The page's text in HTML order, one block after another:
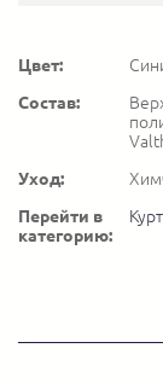
Цвет:
Состав:
Уход:
Перейти в
категорию: